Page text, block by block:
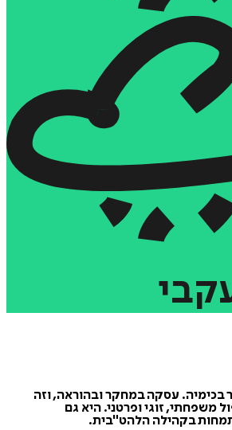
בכימיה. עסקה במחקר ובהוראה, וזה
משפחתי, זוגי ופרטני. היא גם
בקהילה הלהט"בית.